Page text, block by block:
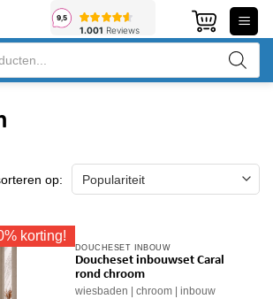
korting!
DOUCHESET INBOUW
Doucheset inbouwset Caral
rond chroom
wiesbaden chroom inbouw
Dit
product
heeft